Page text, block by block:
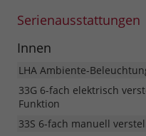
Serienausstattungen
Innen
LHA Ambiente-
33G 6-fach elektrisch
Funktion
33S 6-fach manuell